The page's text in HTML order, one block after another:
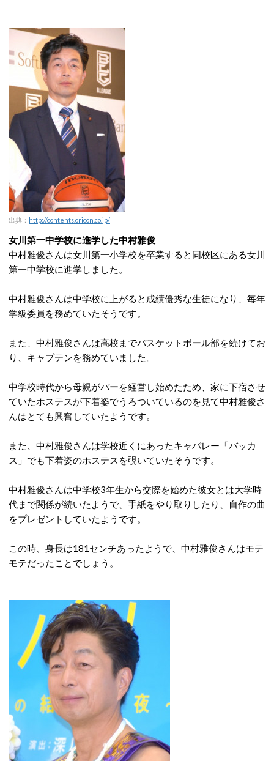
出典： http://contents.oricon.co.jp/
女川第一中学校に進学した中村雅俊
中村雅俊さんは女川第一小学校を卒業すると同校区にある女川
第一中学校に進学しました。
中村雅俊さんは中学校に上がると成績優秀な生徒になり、毎年
学級委員を務めていたそうです。
また、中村雅俊さんは高校までバスケットボール部を続けてお
り、キャプテンを務めていました。
中学校時代から母親がバーを経営し始めたため、家に下宿させ
ていたホステスが下着姿でうろついているのを見て中村雅俊さ
んはとても興奮していたようです。
また、中村雅俊さんは学校近くにあったキャバレー「バッカ
ス」でも下着姿のホステスを覗いていたそうです。
中村雅俊さんは中学校3年生から交際を始めた彼女とは大学時
代まで関係が続いたようで、手紙をやり取りしたり、自作の曲
をプレゼントしていたようです。
この時、身長は181センチあったようで、中村雅俊さんはモテ
モテだったことでしょう。